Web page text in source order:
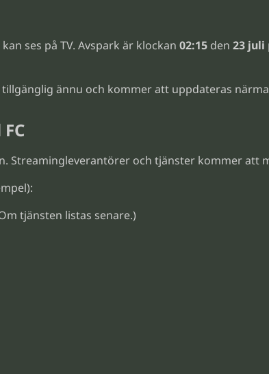
kan ses på TV. Avspark är klockan 02:15 den 23 juli
ännu och kommer att uppdateras
Streamingleverantörer och tjänster kommer att
tjänsten listas senare.)